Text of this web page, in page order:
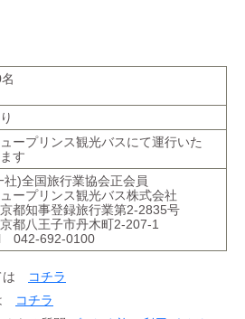
ープリンス観光バスにて運行いた
す
社)全国旅行業協会正会員
ープリンス観光バス株式会社
都知事登録旅行業第2-2835号
都八王子市丹木町2-207-1
042-692-0100
は
コチラ
コチラ